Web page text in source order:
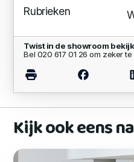
Rubrieken
Twist in de showroom
Bel 020 617 01 26 om zeker
Kijk ook eens